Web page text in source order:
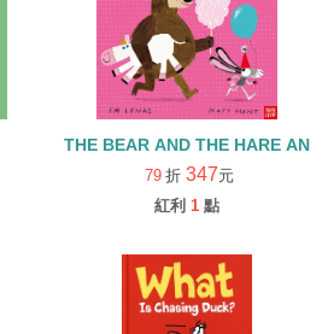
THE BEAR AND
79 折 347元
紅利 1 點